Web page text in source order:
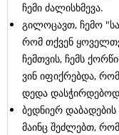
ჩემი ძალისხმევა.
გილოცავთ, ჩემო
რომ თქვენ
ჩემთვის, ჩემს
ვინ იფიქრებდა,
დედა
ბედნიერ
მაინც შეძლებთ,